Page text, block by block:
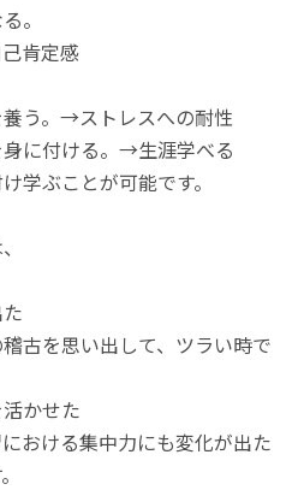
。
肯定感
養う。→ストレスへの耐性
身に付ける。→生涯学べる
学ぶことが可能です。
古を思い出して、ツラい時で
かせた
おける集中力にも変化が出た